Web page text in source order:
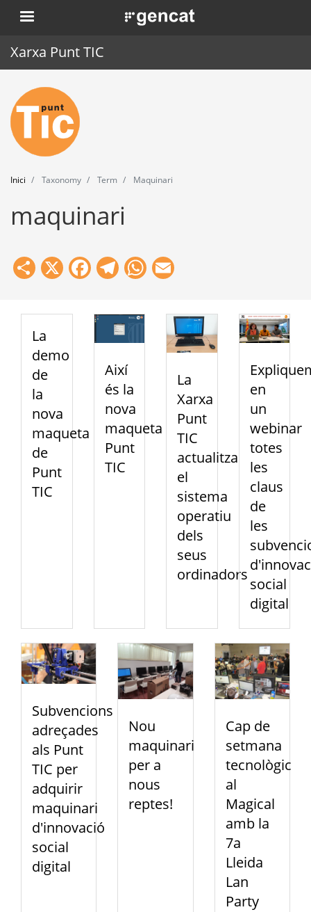
Vés
al
. Obre en una nova finestra.
Xarxa Punt TIC
Inici
Punt TIC
Actualitat
Agenda
Formació
Eines
Inici Taxonomy Term Maquinari
maquinari
Share
X Facebook
Telegram
WhatsApp
La
demo
de
la
nova
maqueta
de
Punt
TIC
Així
és la
nova
maqueta
Punt
TIC
La
Xarxa
Punt
TIC
actualitza
el
sistema
operatiu
dels
seus
ordinadors
en
un
webinar
totes
les
claus
de
les
social
digital
Subvencions
adreçades
als Punt
TIC per
adquirir
maquinari
d'innovació
social
digital
Nou
maquinari
per a
nous
reptes!
Cap de
setmana
tecnològic
al
Magical
amb la
7a
Lleida
Lan
Party